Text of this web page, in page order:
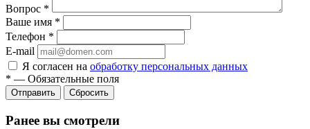
Вопрос *
Ваше имя *
Телефон *
E-mail
Я согласен на обработку персональных данных
* — Обязательные поля
Сбросить
Ранее вы смотрели